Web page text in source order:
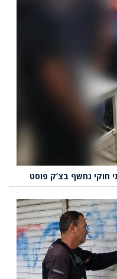
חוקי נחשף בצ’ק פוסט